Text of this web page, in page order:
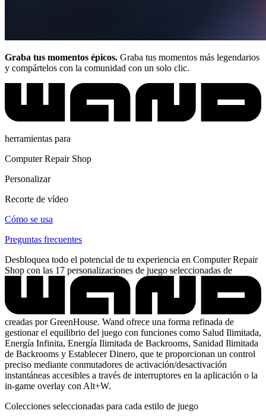
Graba tus momentos épicos. Graba tus momentos más legendarios
y compártelos con la comunidad con un solo clic.
herramientas para
Computer Repair Shop
Personalizar
Recorte de vídeo
Cómo se usa
Preguntas frecuentes
Desbloquea todo el potencial de tu experiencia en Computer Repair
Shop con las 17 personalizaciones de juego seleccionadas de
creadas por GreenHouse. Wand ofrece una forma refinada de
gestionar el equilibrio del juego con funciones como Salud Ilimitada,
Energía Infinita, Energía Ilimitada de Backrooms, Sanidad Ilimitada
de Backrooms y Establecer Dinero, que te proporcionan un control
preciso mediante conmutadores de activación/desactivación
instantáneas accesibles a través de interruptores en la aplicación o la
in-game overlay con Alt+W.
Colecciones seleccionadas para cada estilo de juego